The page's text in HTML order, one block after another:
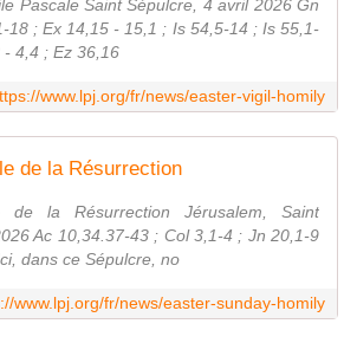
Pascale Saint Sépulcre, 4 avril 2026 Gn
18 ; Ex 14,15 - 15,1 ; Is 54,5-14 ; Is 55,1-
- 4,4 ; Ez 36,16
www.lpj.org/fr/news/easter-vigil-homily
de la Résurrection
de la Résurrection Jérusalem, Saint
Ac 10,34.37-43 ; Col 3,1-4 ; Jn 20,1-9
dans ce Sépulcre, no
www.lpj.org/fr/news/easter-sunday-homily